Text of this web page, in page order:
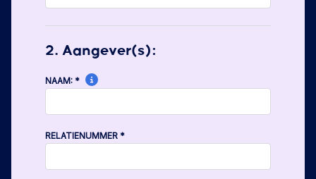
2. Aangever(s):
NAAM: *
RELATIENUMMER *